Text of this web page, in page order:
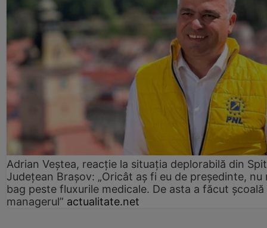
Adrian Veștea, reacție la situația deplorabilă din
Județean Brașov: „Oricât aș fi eu de președinte, nu
bag peste fluxurile medicale. De asta a făcut școală
managerul” actualitate.net